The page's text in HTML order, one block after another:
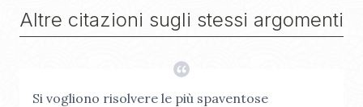
Altre citazioni sugli stessi argomenti
Si vogliono risolvere le più spaventose